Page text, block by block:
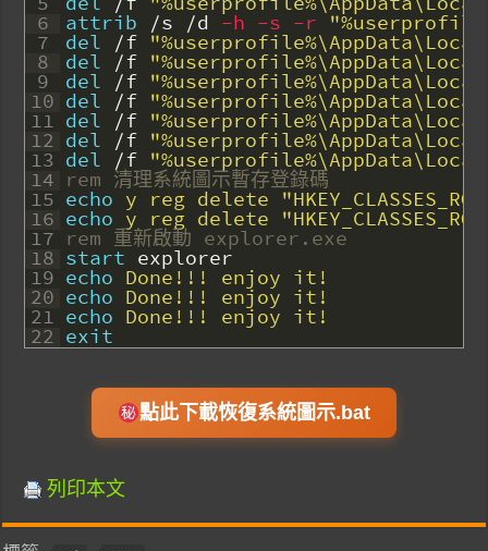
6
7
8
9
10
11
12
13
14
15
16
17
18
19
20
21
22
attrib /s /d -h -s -r
del /f
del /f
del /f
del /f
del /f
del /f
del /f
rem 清理系統圖示暫存登錄碼
echo y reg delete
echo y reg delete
rem 重新啟動 explorer.exe
start explorer
echo Done!!! enjoy it!
echo Done!!! enjoy it!
echo Done!!! enjoy it!
exit
點此下載恢復系統圖示.bat
列印本文